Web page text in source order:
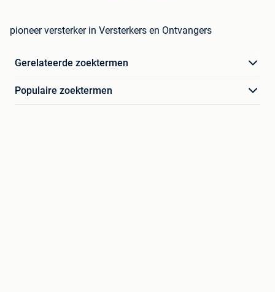
pioneer versterker in Versterkers en Ontvangers
Gerelateerde zoektermen
Populaire zoektermen